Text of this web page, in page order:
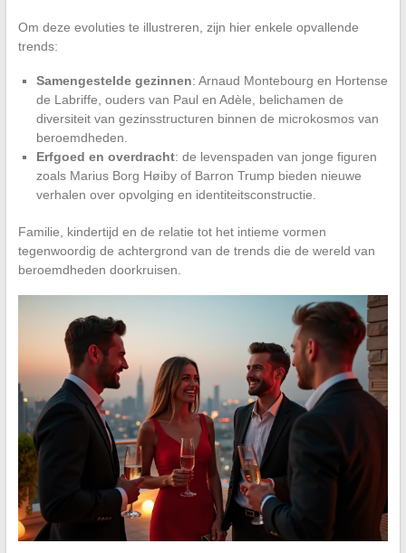
Om deze evoluties te illustreren, zijn hier enkele opvallende
trends:
Samengestelde gezinnen: Arnaud Montebourg en Hortense
de Labriffe, ouders van Paul en Adèle, belichamen de
diversiteit van gezinsstructuren binnen de microkosmos van
beroemdheden.
Erfgoed en overdracht: de levenspaden van jonge figuren
zoals Marius Borg Høiby of Barron Trump bieden nieuwe
verhalen over opvolging en identiteitsconstructie.
Familie, kindertijd en de relatie tot het intieme vormen
tegenwoordig de achtergrond van de trends die de wereld van
beroemdheden doorkruisen.